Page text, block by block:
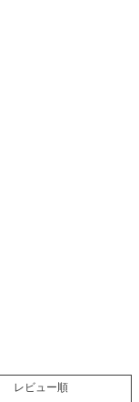
レビュー順